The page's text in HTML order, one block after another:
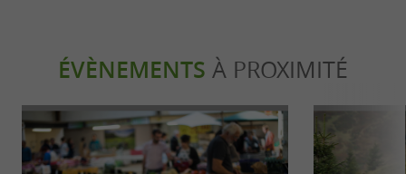
ÉVÈNEMENTS À PROXIMITÉ